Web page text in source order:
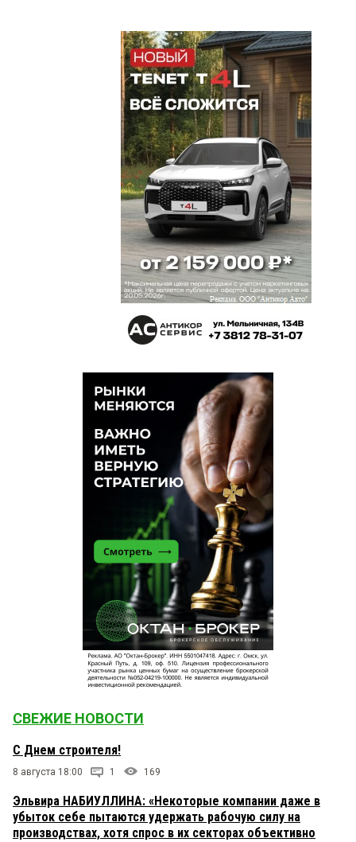
СВЕЖИЕ НОВОСТИ
С Днем строителя!
8 августа 18:00 1 169
Эльвира НАБИУЛЛИНА: «Некоторые компании даже в
убыток себе пытаются удержать рабочую силу на
производствах, хотя спрос в их секторах объективно